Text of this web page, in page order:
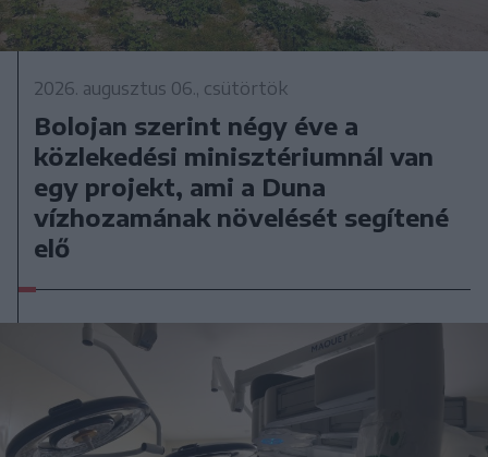
2026. augusztus 06., csütörtök
Bolojan szerint négy éve a
közlekedési minisztériumnál van
egy projekt, ami a Duna
vízhozamának növelését segítené
elő